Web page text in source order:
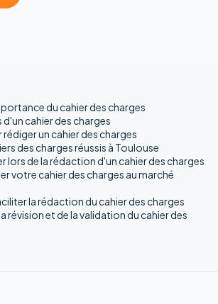
du cahier des charges
d'un cahier des charges
un cahier des charges
des charges réussis à Toulouse
lors de la rédaction d'un cahier des charges
votre cahier des charges au marché
la rédaction du cahier des charges
révision et de la validation du cahier des